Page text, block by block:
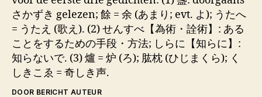
さかずき gelezen; 餘 = 余 (あまり; evt. よ); うたへ
= うたえ (歌え). (2) せんすべ【為術・詮術】: ある
ことをするための手段・方法; しらに【知らに】:
知らないで. (3) 爐 = 炉 (ろ); 肱枕 (ひじまくら); く
しきこゑ = 奇しき声.
DOOR BERICHT AUTEUR